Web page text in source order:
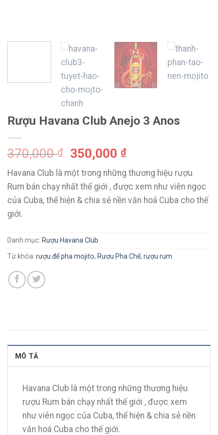
Rượu Havana Club Anejo 3 Anos
370,000₫ 350,000 ₫
Havana Club là một trong những thương hiệu rượu
Rum bán chạy nhất thế giới , được xem như viên ngọc
của Cuba, thể hiện & chia sẻ nền văn hoá Cuba cho thế
giới.
Danh mục: Rượu Havana Club
Từ khóa: rượu để pha mojito, Rượu Pha Chế, rượu rum
MÔ TẢ
Havana Club là một trong những thương hiệu
rượu Rum bán chạy nhất thế giới , được xem
như viên ngọc của Cuba, thể hiện & chia sẻ nền
văn hoá Cuba cho thế giới.